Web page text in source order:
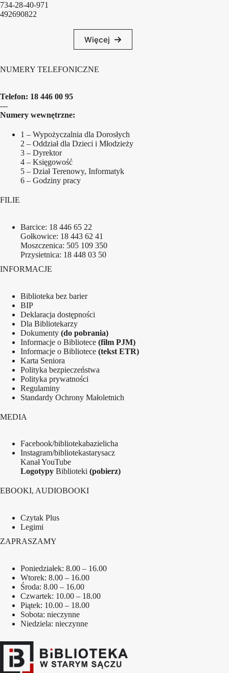
734-28-40-971
492690822
Więcej
NUMERY TELEFONICZNE
Telefon: 18 446 00 95
---
Numery wewnętrzne:
1 – Wypożyczalnia dla Dorosłych
2 – Oddział dla Dzieci i Młodzieży
3 – Dyrektor
4 – Księgowość
5 – Dział Terenowy, Informatyk
6 – Godziny pracy
FILIE
Barcice: 18 446 65 22
Gołkowice: 18 443 62 41
Moszczenica: 505 109 350
Przysietnica: 18 448 03 50
INFORMACJE
Biblioteka bez barier
BIP
Deklaracja dostępności
Dla Bibliotekarzy
Dokumenty (do pobrania)
Informacje o Bibliotece (film PJM)
Informacje o Bibliotece (tekst ETR)
Karta Seniora
Polityka bezpieczeństwa
Polityka prywatności
Regulaminy
Standardy Ochrony Małoletnich
MEDIA
Facebook/bibliotekabazielicha
Instagram/bibliotekastarysacz
Kanał YouTube
Logotypy Biblioteki (pobierz)
EBOOKI, AUDIOBOOKI
Czytak Plus
Legimi
ZAPRASZAMY
Poniedziałek: 8.00 – 16.00
Wtorek: 8.00 – 16.00
Środa: 8.00 – 16.00
Czwartek: 10.00 – 18.00
Piątek: 10.00 – 18.00
Sobota: nieczynne
Niedziela: nieczynne